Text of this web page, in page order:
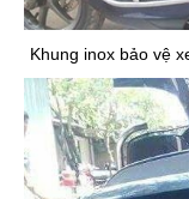
Khung inox bảo vệ